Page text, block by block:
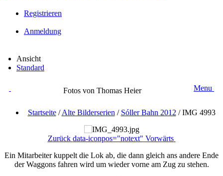
Registrieren
Anmeldung
Ansicht
Standard
Fotos von Thomas Heier Menu
Startseite/Alte Bilderserien / Sóller Bahn 2012 /IMG 4993
Zurück data-iconpos="notext" Vorwärts
Ein Mitarbeiter kuppelt die Lok ab, die dann gleich ans andere Ende
der Waggons fahren wird um wieder vorne am Zug zu stehen.